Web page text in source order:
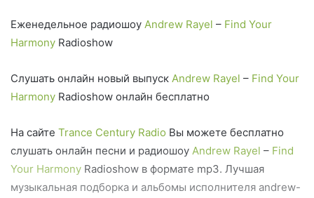
Еженедельное радиошоу Andrew Rayel – Find Your
Harmony Radioshow
Слушать онлайн новый выпуск Andrew Rayel – Find Your
Harmony Radioshow онлайн бесплатно
На сайте Trance Century Radio Вы можете бесплатно
слушать онлайн песни и радиошоу Andrew Rayel – Find
Your Harmony Radioshow в формате mp3. Лучшая
музыкальная подборка и альбомы исполнителя andrew-